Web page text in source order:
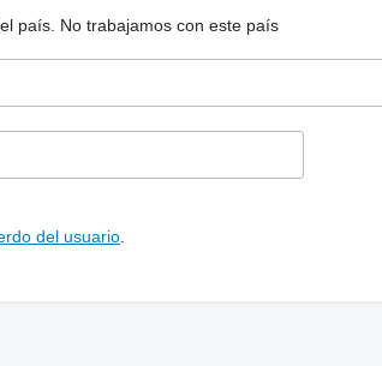
país. No trabajamos con este país
del usuario.